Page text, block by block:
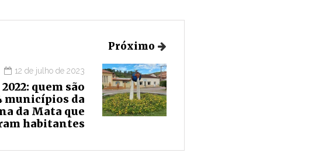
Próximo
12 de julho de 2023
quem são
municípios da
da Mata que
habitantes